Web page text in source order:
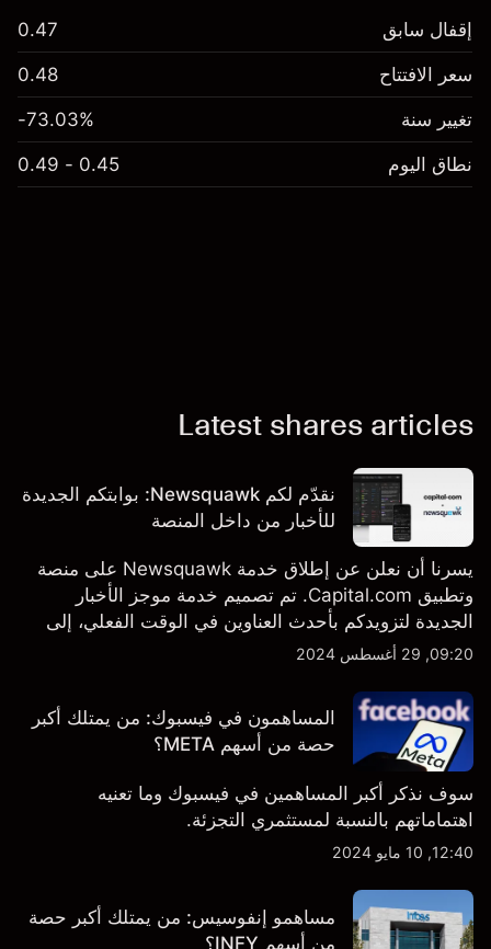
إقفال سابق 0.47
سعر الافتتاح 0.48
تغيير سنة -73.03%
نطاق اليوم 0.45 - 0.49
Latest shares articles
نقدّم لكم Newsquawk: بوابتكم الجديدة
للأخبار من داخل المنصة
يسرنا أن نعلن عن إطلاق خدمة Newsquawk على منصة
وتطبيق Capital.com. تم تصميم خدمة موجز الأخبار
الجديدة لتزويدكم بأحدث العناوين في الوقت الفعلي، إلى
جانب قصص إخبارية مخصصة وتقارير تحليلية متعمقة - وكل
بالضبط.
09:20, 29 أغسطس 2024
المساهمون في فيسبوك: من يمتلك أكبر
حصة من أسهم META؟
سوف نذكر أكبر المساهمين في فيسبوك وما تعنيه
اهتماماتهم بالنسبة لمستثمري التجزئة.
12:40, 10 مايو 2024
مساهمو إنفوسيس: من يمتلك أكبر حصة
من أسهم INFY؟